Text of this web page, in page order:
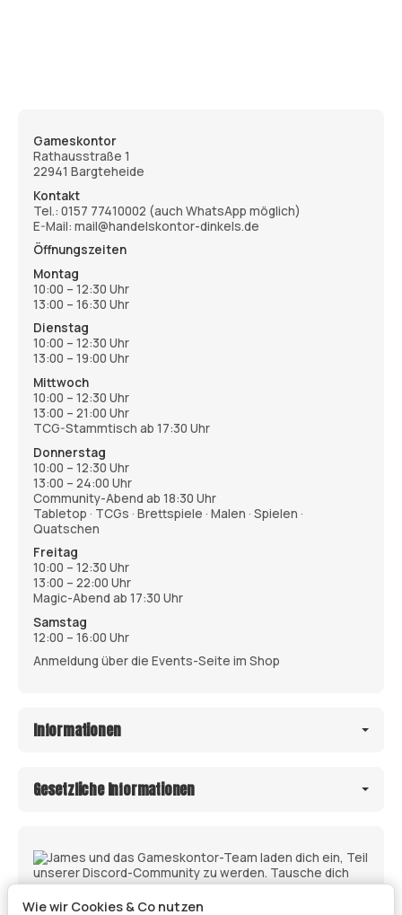
Gameskontor
Rathausstraße 1
22941 Bargteheide
Kontakt
Tel.: 0157 77410002 (auch WhatsApp möglich)
E-Mail: mail@handelskontor-dinkels.de
Öffnungszeiten
Montag
10:00 – 12:30 Uhr
13:00 – 16:30 Uhr
Dienstag
10:00 – 12:30 Uhr
13:00 – 19:00 Uhr
Mittwoch
10:00 – 12:30 Uhr
13:00 – 21:00 Uhr
TCG-Stammtisch ab 17:30 Uhr
Donnerstag
10:00 – 12:30 Uhr
13:00 – 24:00 Uhr
Community-Abend ab 18:30 Uhr
Tabletop · TCGs · Brettspiele · Malen · Spielen ·
Quatschen
Freitag
10:00 – 12:30 Uhr
13:00 – 22:00 Uhr
Magic-Abend ab 17:30 Uhr
Samstag
12:00 – 16:00 Uhr
Anmeldung über die Events-Seite im Shop
Informationen
Gesetzliche Informationen
Wie wir Cookies & Co nutzen